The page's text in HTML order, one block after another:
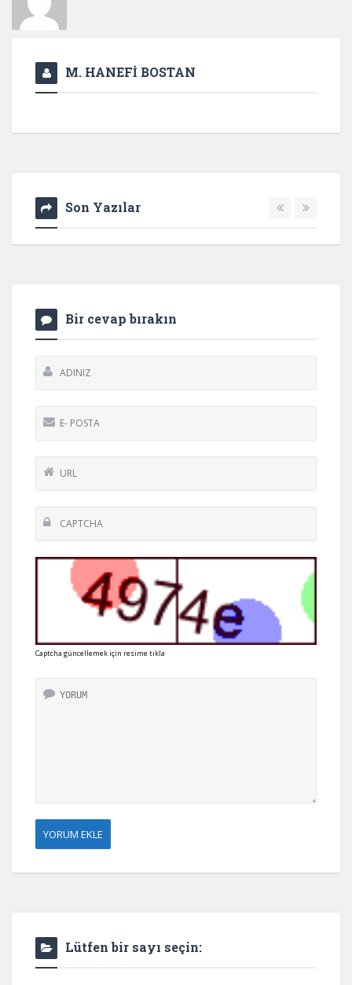
M. HANEFİ BOSTAN
Son Yazılar
Bir cevap bırakın
Captcha güncellemek için resime tıkla
Lütfen bir sayı seçin: